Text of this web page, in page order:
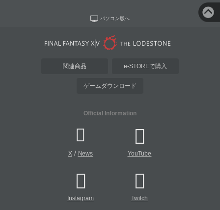
パソコン版へ
関連商品 e-STOREで購入
ゲームダウンロード
Official Information
X/ News YouTube
Instagram Twitch